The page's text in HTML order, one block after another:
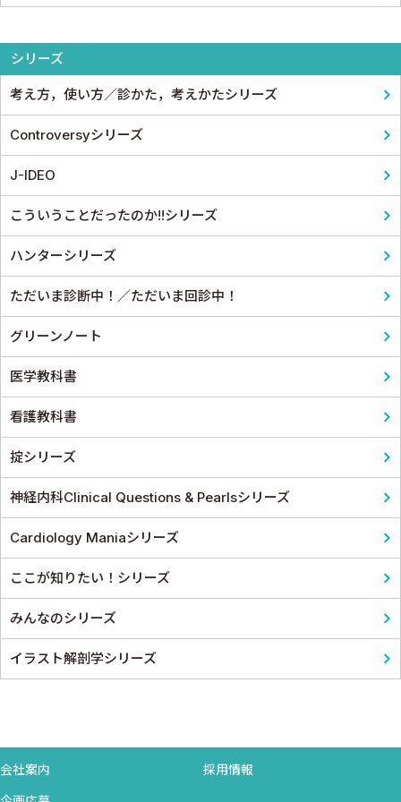
消化器
小児科
耳鼻咽頭科・頭頸部外科
泌尿器科
麻酔科学・ペインクリニック
シリーズ
考え方，使い方／診かた，考えかたシリーズ
Controversyシリーズ
J-IDEO
こういうことだったのか!!シリーズ
ハンターシリーズ
ただいま診断中！／ただいま回診中！
グリーンノート
医学教科書
看護教科書
掟シリーズ
神経内科Clinical Questions & Pearlsシリーズ
Cardiology Maniaシリーズ
ここが知りたい！シリーズ
みんなのシリーズ
イラスト解剖学シリーズ
会社案内 採用情報